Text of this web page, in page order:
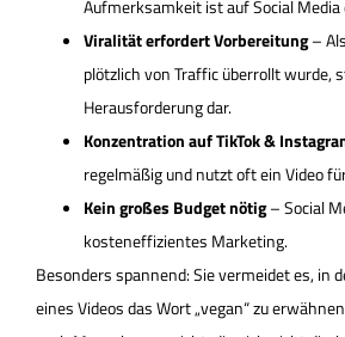
Aufmerksamkeit ist auf Social Media
Viralität erfordert Vorbereitung–
plötzlich von Traffic überrollt wurde,
Herausforderung dar.
Konzentration auf TikTok &
regelmäßig und nutzt oft ein Video
Kein großes Budget nötig– Social
kosteneffizientes Marketing.
Besonders spannend: Sie vermeidet es, in
eines Videos das Wort „vegan“ zu